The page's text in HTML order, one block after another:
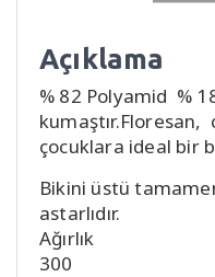
Açıklama
% 82 Polyamid %
kumaştır.Floresan,
çocuklara ideal bir
Bikini üstü
astarlıdır.
Ağırlık
300